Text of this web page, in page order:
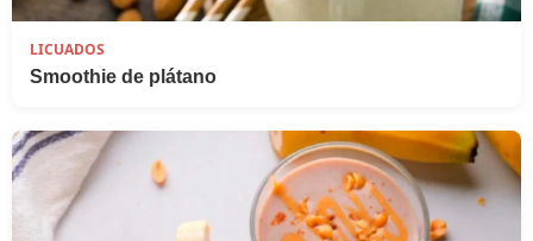
LICUADOS
Smoothie de plátano